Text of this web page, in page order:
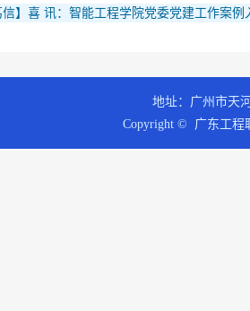
信】喜 讯：智能工程学院党委党建工作案例
地址：广州市天
Copyright © 广东工程